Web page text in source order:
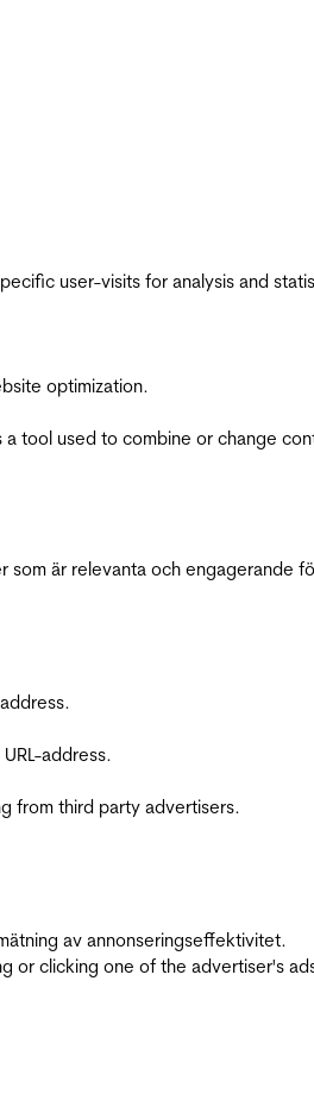
user-visits for analysis and
optimization.
tool used to combine or change
är relevanta och engagerande
address.
from third party advertisers.
av annonseringseffektivitet.
clicking one of the advertiser's